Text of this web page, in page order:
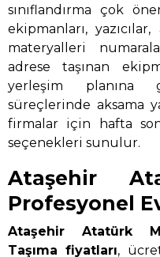
sınıflandırma çok
ekipmanları,
materyalleri
adrese taşınan
yerleşim planına
süreçlerinde aksama
firmalar için hafta
seçenekleri sunulur.
Ataşehir
Profesyonel
Ataşehir Atatürk
Taşıma fiyatları,